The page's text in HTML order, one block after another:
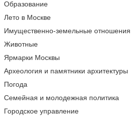
Образование
Лето в Москве
Имущественно-земельные отношения
Животные
Ярмарки Москвы
Археология и памятники архитектуры
Погода
Семейная и молодежная политика
Городское управление